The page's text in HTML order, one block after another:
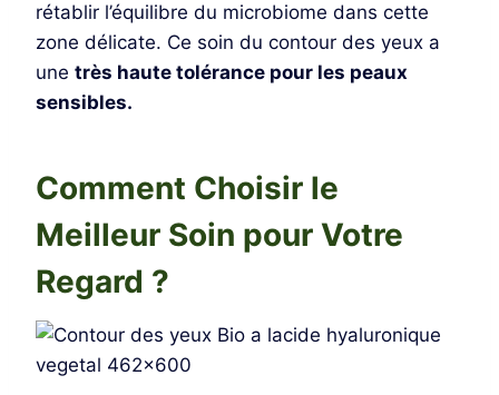
rétablir l’équilibre du microbiome dans cette
zone délicate. Ce soin du contour des yeux a
une très haute tolérance pour les peaux
sensibles.
Comment Choisir le
Meilleur Soin pour Votre
Regard ?